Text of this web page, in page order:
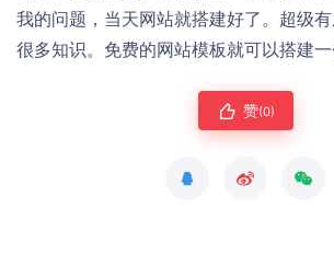
我的问题，当天网站就搭建好了。超级
很多知识。免费的网站模板就可以搭建一
赞(0)